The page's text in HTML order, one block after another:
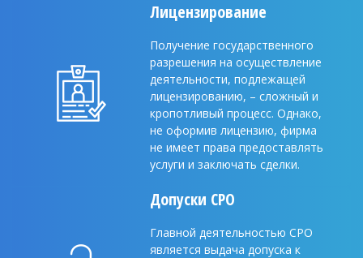
Лицензирование
Получение государственного
разрешения на осуществление
деятельности, подлежащей
лицензированию, – сложный и
кропотливый процесс. Однако,
не оформив лицензию, фирма
не имеет права предоставлять
услуги и заключать сделки.
Допуски CPO
Главной деятельностью СРО
является выдача допуска к